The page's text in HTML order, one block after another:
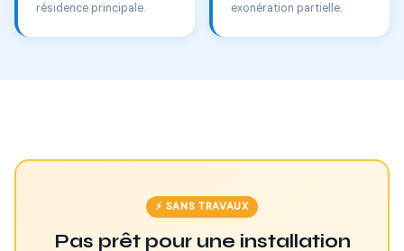
résidence principale.
exonération partielle.
⚡ SANS TRAVAUX
Pas prêt pour une installation